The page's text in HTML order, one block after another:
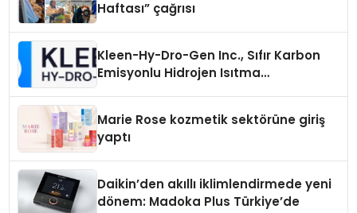
Haftası” çağrısı
Kleen-Hy-Dro-Gen Inc., Sıfır Karbon
Emisyonlu Hidrojen Isıtma
Marie Rose kozmetik sektörüne giriş
yaptı
Daikin’den akıllı iklimlendirmede yeni
dönem: Madoka Plus Türkiye’de